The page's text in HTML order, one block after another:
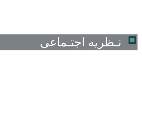
نـظریه اجتـماعی